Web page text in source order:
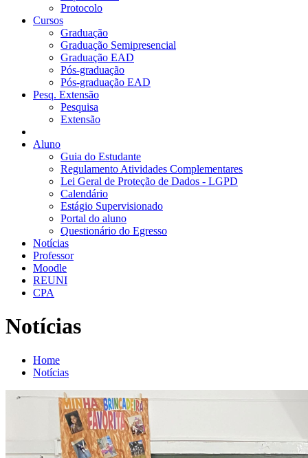
Protocolo
Cursos
Graduação
Graduação Semipresencial
Graduação EAD
Pós-graduação
Pós-graduação EAD
Pesq. Extensão
Pesquisa
Extensão
Aluno
Guia do Estudante
Regulamento Atividades Complementares
Lei Geral de Proteção de Dados - LGPD
Calendário
Estágio Supervisionado
Portal do aluno
Questionário do Egresso
Notícias
Professor
Moodle
REUNI
CPA
Notícias
Home
Notícias